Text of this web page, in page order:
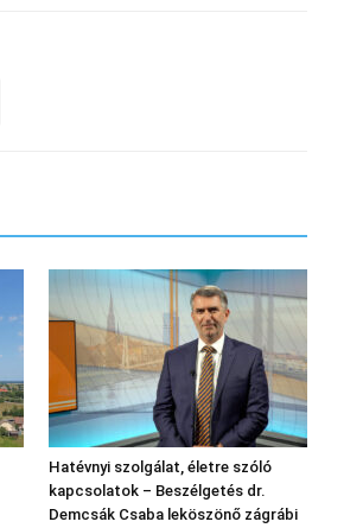
Hatévnyi szolgálat, életre szóló
kapcsolatok – Beszélgetés dr.
Demcsák Csaba leköszönő zágrábi